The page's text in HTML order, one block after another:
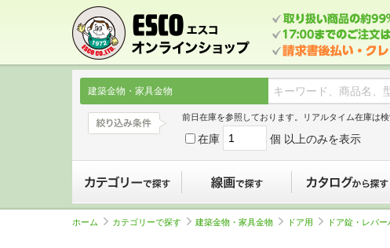
建築金物・家具金物
前日在庫を参照しております。リアルタイム在庫は
在庫 個 以上のみを表示
ホーム カテゴリーで探す 建築金物・家具金物 ドア用 ドア錠・レバ